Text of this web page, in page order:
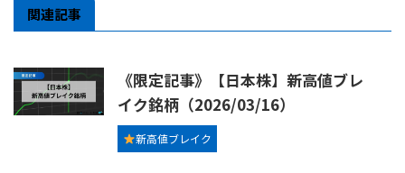
関連記事
《限定記事》【日本株】新高値ブレ
イク銘柄（2026/03/16）
新高値ブレイク